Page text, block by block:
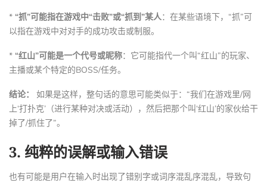
* “抓”可能指在游戏中“击败”或“抓到”某人：在某些语境下，“抓”可
以指在游戏中对对手的成功攻击或制服。
* “红山”可能是一个代号或昵称：它可能指代一个叫“红山”的玩家、
主播或某个特定的BOSS/任务。
结论：
如果是这样，整句话的意思可能类似于：“我们在游戏里/网
上‘打扑克’（进行某种对决或活动），然后把那个叫‘红山’的家伙给干
掉了/抓住了”。
3. 纯粹的误解或输入错误
也有可能是用户在输入时出现了错别字或词序混乱序混乱，导致句